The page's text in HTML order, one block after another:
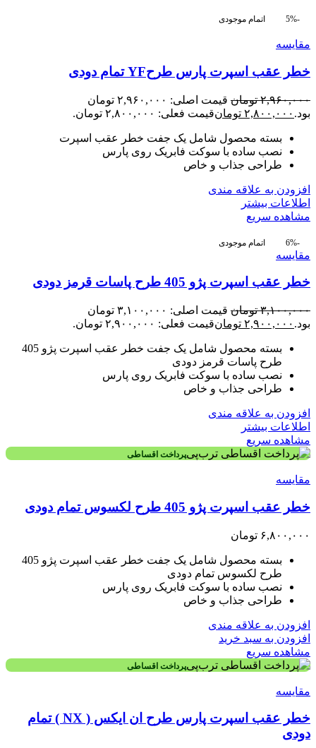
-5% اتمام موجودی
مقایسه
خطر عقب اسپرت پارس طرحYF تمام دودی
۲,۹۶۰,۰۰۰ تومان
قیمت اصلی: ۲,۹۶۰,۰۰۰ تومان
بود. ۲,۸۰۰,۰۰۰ تومانقیمت فعلی: ۲,۸۰۰,۰۰۰ تومان.
بسته محصول شامل یک جفت خطر عقب اسپرت
نصب ساده با سوکت فابریک روی پارس
طراحی جذاب و خاص
افزودن به علاقه مندی
اطلاعات بیشتر
مشاهده سریع
-6% اتمام موجودی
مقایسه
خطر عقب اسپرت پژو 405 طرح پاسات قرمز دودی
۳,۱۰۰,۰۰۰ تومان
قیمت اصلی: ۳,۱۰۰,۰۰۰ تومان
بود. ۲,۹۰۰,۰۰۰ تومانقیمت فعلی: ۲,۹۰۰,۰۰۰ تومان.
بسته محصول شامل یک جفت خطر عقب اسپرت پژو 405
طرح پاسات قرمز دودی
نصب ساده با سوکت فابریک روی پارس
طراحی جذاب و خاص
افزودن به علاقه مندی
اطلاعات بیشتر
مشاهده سریع
پرداخت اقساطی
مقایسه
خطر عقب اسپرت پژو 405 طرح لکسوس تمام دودی
۶,۸۰۰,۰۰۰ تومان
بسته محصول شامل یک جفت خطر عقب اسپرت پژو 405
طرح لکسوس تمام دودی
نصب ساده با سوکت فابریک روی پارس
طراحی جذاب و خاص
افزودن به علاقه مندی
افزودن به سبد خرید
مشاهده سریع
پرداخت اقساطی
مقایسه
خطر عقب اسپرت پارس طرح ان ایکس ( NX ) تمام
دودی